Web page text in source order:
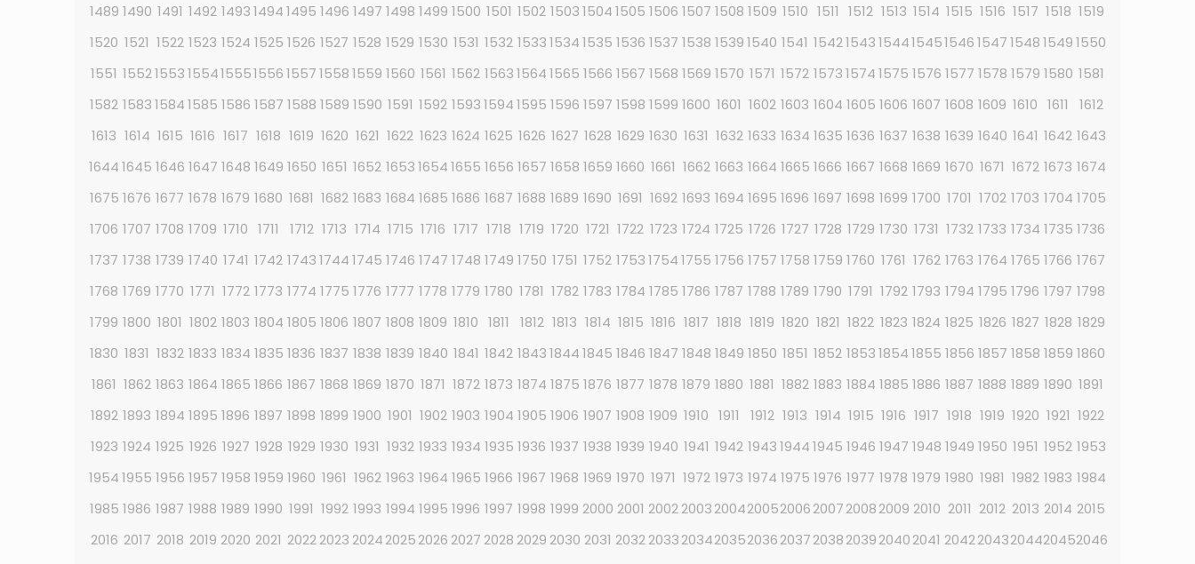
1489 1490 1491 1492 149314941495 1496 1497 1498 1499 1500 1501 1502 150315041505 1506 1507 1508 1509 1510 1511 1512 1513 1514 1515 1516 1517 1518 1519
1520 1521 1522 1523 1524 1525 1526 1527 1528 1529 1530 1531 1532 153315341535 1536 1537 1538 15391540 1541 154215431544154515461547154815491550
1551 15521553155415551556155715581559 1560 1561 1562 156315641565 1566 1567 1568 1569 1570 1571 1572 157315741575 1576 1577 1578 1579 1580 1581
1582 158315841585 1586 1587 1588 1589 1590 1591 1592 159315941595 1596 1597 1598 1599 1600 1601 1602 1603 1604 1605 1606 1607 1608 1609 1610 1611
1612
1613 1614 1615 1616 1617 1618 1619 1620 1621 1622 1623 1624 1625 1626 1627 1628 1629 1630 1631 1632 1633 1634 1635 1636 1637 1638 1639 1640 1641 1642 1643
16441645 1646 1647 1648 1649 1650 1651 1652 165316541655 1656 1657 1658 1659 1660 1661 1662 1663 1664 1665 1666 1667 1668 1669 1670 1671 1672 1673 1674
1675 1676 1677 1678 1679 1680 1681 1682 1683 1684 1685 1686 1687 1688 1689 1690 1691 1692 1693 1694 1695 1696 1697 1698 1699 1700 1701 1702 1703 1704 1705
1706 1707 1708 1709 1710 1711 1712 1713 1714 1715 1716 1717 1718 1719 1720 1721 1722 1723 1724 1725 1726 1727 1728 1729 1730 1731 1732 1733 1734 1735 1736
1737 1738 1739 1740 1741 1742 174317441745 1746 1747 1748 1749 1750 1751 1752 175317541755 1756 1757 1758 1759 1760 1761 1762 1763 1764 1765 1766 1767
1768 1769 1770 1771 1772 1773 1774 1775 1776 1777 1778 1779 1780 1781 1782 1783 1784 1785 1786 1787 1788 1789 1790 1791 1792 1793 1794 1795 1796 1797 1798
1799 1800 1801 1802 1803 1804 1805 1806 1807 1808 1809 1810 1811 1812 1813 1814 1815 1816 1817 1818 1819 1820 1821 1822 1823 1824 1825 1826 1827 1828 1829
1830 1831 1832 1833 1834 1835 1836 1837 1838 1839 1840 1841 1842 184318441845 1846 1847 1848 1849 1850 1851 1852 185318541855 1856 1857 1858 1859 1860
1861 1862 1863 1864 1865 1866 1867 1868 1869 1870 1871 1872 1873 1874 1875 1876 1877 1878 1879 1880 1881 1882 1883 1884 1885 1886 1887 1888 1889 1890 1891
1892 1893 1894 1895 1896 1897 1898 1899 1900 1901 1902 1903 1904 1905 1906 1907 1908 1909 1910 1911 1912 1913 1914 1915 1916 1917 1918 1919 1920 1921 1922
1923 1924 1925 1926 1927 1928 1929 1930 1931 1932 1933 1934 1935 1936 1937 1938 1939 1940 1941 1942 194319441945 1946 1947 1948 1949 1950 1951 1952 1953
19541955 1956 1957 1958 1959 1960 1961 1962 1963 1964 1965 1966 1967 1968 1969 1970 1971 1972 1973 1974 1975 1976 1977 1978 1979 1980 1981 1982 1983 1984
1985 1986 1987 1988 1989 1990 1991 1992 1993 1994 1995 1996 1997 1998 1999 2000 2001 20022003200420052006200720082009 2010 2011 2012 2013 2014 2015
2016 2017 2018 2019 2020 2021 2022 2023 202420252026 2027 2028 2029 2030 2031 2032203320342035203620372038203920402041 20422043204420452046